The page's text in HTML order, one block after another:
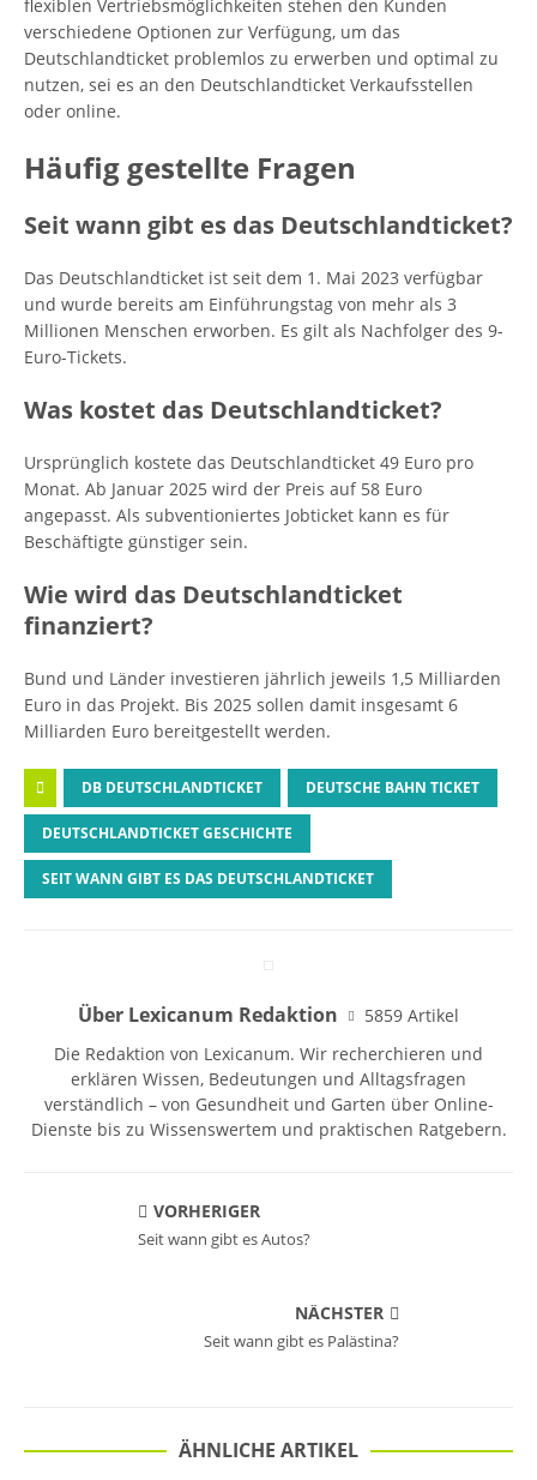
flexiblen Vertriebsmöglichkeiten stehen den Kunden
verschiedene Optionen zur Verfügung, um das
Deutschlandticket problemlos zu erwerben und optimal zu
nutzen, sei es an den Deutschlandticket Verkaufsstellen
oder online.
Häufig gestellte Fragen
Seit wann gibt es das Deutschlandticket?
Das Deutschlandticket ist seit dem 1. Mai 2023 verfügbar
und wurde bereits am Einführungstag von mehr als 3
Millionen Menschen erworben. Es gilt als Nachfolger des 9-
Euro-Tickets.
Was kostet das Deutschlandticket?
Ursprünglich kostete das Deutschlandticket 49 Euro pro
Monat. Ab Januar 2025 wird der Preis auf 58 Euro
angepasst. Als subventioniertes Jobticket kann es für
Beschäftigte günstiger sein.
Wie wird das Deutschlandticket
finanziert?
Bund und Länder investieren jährlich jeweils 1,5 Milliarden
Euro in das Projekt. Bis 2025 sollen damit insgesamt 6
Milliarden Euro bereitgestellt werden.
DB DEUTSCHLANDTICKET DEUTSCHE BAHN TICKET
DEUTSCHLANDTICKET GESCHICHTE
SEIT WANN GIBT ES DAS DEUTSCHLANDTICKET
Über Lexicanum Redaktion
5859 Artikel
Die Redaktion von Lexicanum. Wir recherchieren und
erklären Wissen, Bedeutungen und Alltagsfragen
verständlich – von Gesundheit und Garten über Online-
Dienste bis zu Wissenswertem und praktischen Ratgebern.
VORHERIGER
Seit wann gibt es Autos?
NÄCHSTER
Seit wann gibt es Palästina?
ÄHNLICHE ARTIKEL